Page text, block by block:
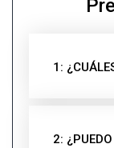
1:
2: